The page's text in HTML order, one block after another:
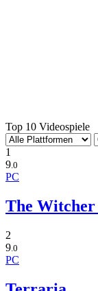
Top 10 Videospiele
1
9.0
PC
The
2
9.0
PC